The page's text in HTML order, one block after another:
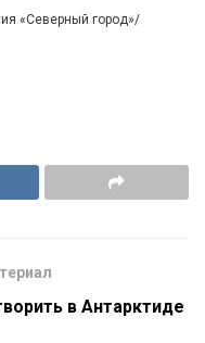
«Северный город»/
в Антарктиде